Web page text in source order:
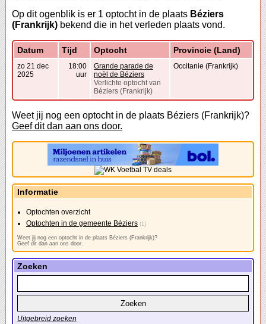
Op dit ogenblik is er 1 optocht in de plaats Béziers
(Frankrijk) bekend die in het verleden plaats vond.
Datum Tijd Optocht Provincie (Land)
zo 21 dec
2025
18:00
uur
Grande parade de
noël de Béziers
Verlichte optocht van
Béziers (Frankrijk)
Occitanie (Frankrijk)
Weet jij nog een optocht in de plaats Béziers (Frankrijk)?
Geef dit dan aan ons door.
Informatie
Optochten overzicht
Optochten in de gemeente Béziers (1)
Weet jij nog een optocht in de plaats Béziers (Frankrijk)?
Geef dit dan aan ons door.
Zoeken
Uitgebreid zoeken